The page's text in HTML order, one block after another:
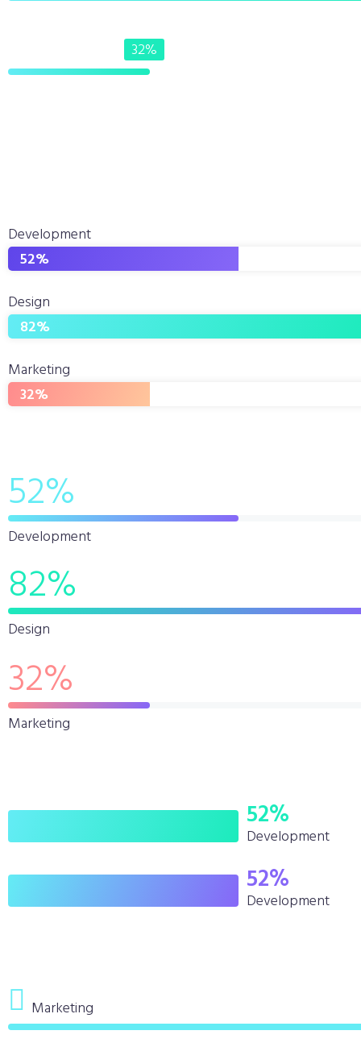
32%
Development
52%
Design
82%
Marketing
32%
52%
Development
82%
Design
32%
Marketing
52%
Development
52%
Development
Marketing